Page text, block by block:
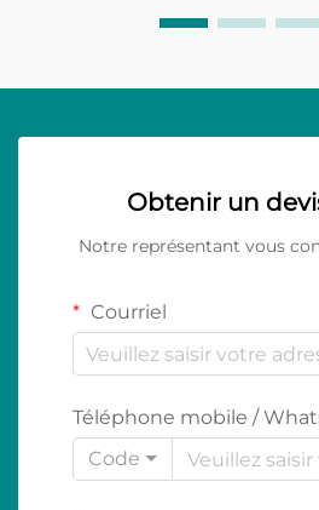
Obtenir un
Notre représentant vous
Courriel
Téléphone mobile /
Code